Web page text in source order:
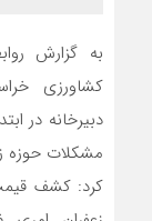
به گزارش
کشاورزی
دبیرخانه در
مشکلات حوزه
کرد: کشف